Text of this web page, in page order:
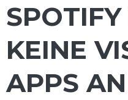
KEINE
APPS AN